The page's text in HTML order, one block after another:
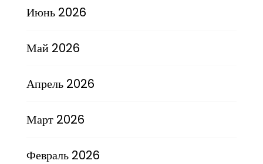
Июнь 2026
Май 2026
Апрель 2026
Март 2026
Февраль 2026